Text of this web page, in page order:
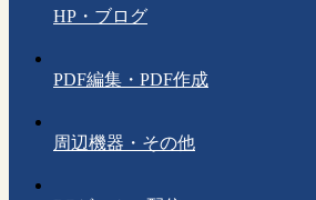
HP・ブログ
PDF編集・PDF作成
周辺機器・その他